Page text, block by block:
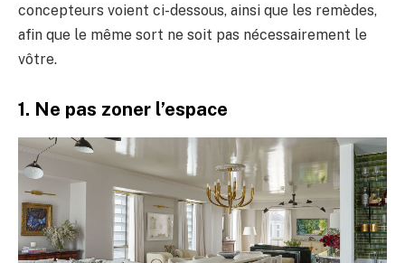
concepteurs voient ci-dessous, ainsi que les remèdes,
afin que le même sort ne soit pas nécessairement le
vôtre.
1. Ne pas zoner l’espace